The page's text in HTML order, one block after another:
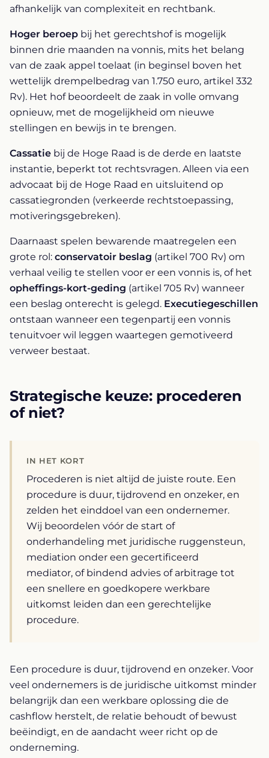
afhankelijk van complexiteit en rechtbank.
Hoger beroep bij het gerechtshof is mogelijk
binnen drie maanden na vonnis, mits het belang
van de zaak appel toelaat (in beginsel boven het
wettelijk drempelbedrag van 1.750 euro, artikel 332
Rv). Het hof beoordeelt de zaak in volle omvang
opnieuw, met de mogelijkheid om nieuwe
stellingen en bewijs in te brengen.
Cassatie bij de Hoge Raad is de derde en laatste
instantie, beperkt tot rechtsvragen. Alleen via een
advocaat bij de Hoge Raad en uitsluitend op
cassatiegronden (verkeerde rechtstoepassing,
motiveringsgebreken).
Daarnaast spelen bewarende maatregelen een
grote rol: conservatoir beslag (artikel 700 Rv) om
verhaal veilig te stellen voor er een vonnis is, of het
opheffings-kort-geding (artikel 705 Rv) wanneer
een beslag onterecht is gelegd. Executiegeschillen
ontstaan wanneer een tegenpartij een vonnis
tenuitvoer wil leggen waartegen gemotiveerd
verweer bestaat.
Strategische keuze: procederen
of niet?
IN HET KORT
Procederen is niet altijd de juiste route. Een
procedure is duur, tijdrovend en onzeker, en
zelden het einddoel van een ondernemer.
Wij beoordelen vóór de start of
onderhandeling met juridische ruggensteun,
mediation onder een gecertificeerd
mediator, of bindend advies of arbitrage tot
een snellere en goedkopere werkbare
uitkomst leiden dan een gerechtelijke
procedure.
Een procedure is duur, tijdrovend en onzeker. Voor
veel ondernemers is de juridische uitkomst minder
belangrijk dan een werkbare oplossing die de
cashflow herstelt, de relatie behoudt of bewust
beëindigt, en de aandacht weer richt op de
onderneming.